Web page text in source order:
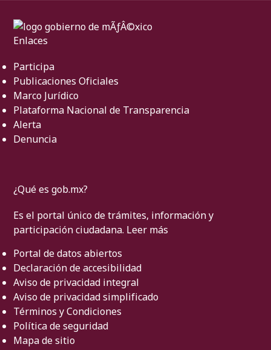
Enlaces
Participa
Publicaciones Oficiales
Marco Jurídico
Plataforma Nacional de Transparencia
Alerta
Denuncia
¿Qué es gob.mx?
Es el portal único de trámites, información y
participación ciudadana. Leer más
Portal de datos abiertos
Declaración de accesibilidad
Aviso de privacidad integral
Aviso de privacidad simplificado
Términos y Condiciones
Política de seguridad
Mapa de sitio